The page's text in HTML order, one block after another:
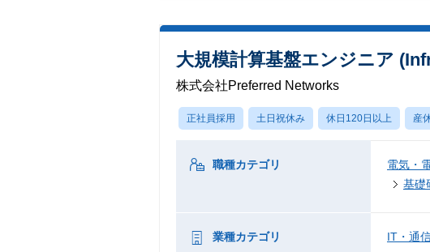
大規模計算基盤エンジニア
株式会社Preferred Networks
正社員採用 土日祝休み 休日120日以上 産
職種カテゴリ 電気・
基礎
業種カテゴリ IT・通